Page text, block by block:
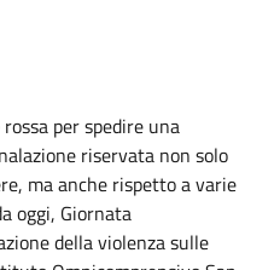
per spedire una
riservata non solo
ma anche rispetto a varie
oggi, Giornata
della violenza sulle